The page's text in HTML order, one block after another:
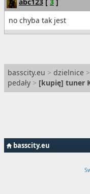
abc123 [ 3 ]
no chyba tak jest
basscity.eu > dzielnice >
pedały > [kupię] tuner
basscity.eu